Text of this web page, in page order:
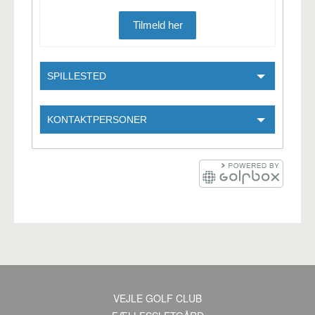
Tilmeld her
SPILLESTED
KONTAKTPERSONER
VEJLE GOLF CLUB